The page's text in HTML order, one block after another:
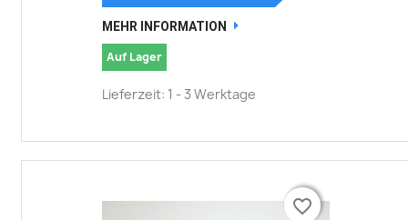
MEHR INFORMATION
Auf Lager
Lieferzeit: 1 - 3 Werktage
favorite_border
favorite_border